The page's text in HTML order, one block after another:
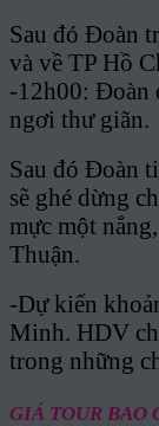
Sau đó Đoàn
và về TP Hồ
-12h00: Đoàn
ngơi thư giãn.
Sau đó Đoàn
sẽ ghé dừng
mực một
Thuận.
-Dự kiến
Minh. HDV
trong những
GIÁ TOUR BAO